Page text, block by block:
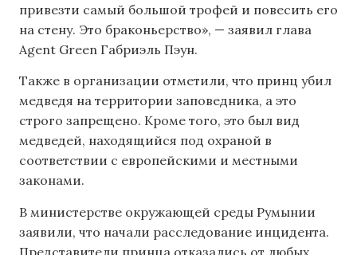
привезти самый большой трофей и повесить его
на стену. Это браконьерство», — заявил глава
Agent Green Габриэль Пэун.
Также в организации отметили, что принц убил
медведя на территории заповедника, а это
строго запрещено. Кроме того, это был вид
медведей, находящийся под охраной в
соответствии с европейскими и местными
законами.
В министерстве окружающей среды Румынии
заявили, что начали расследование инцидента.
Представители принца отказались от любых